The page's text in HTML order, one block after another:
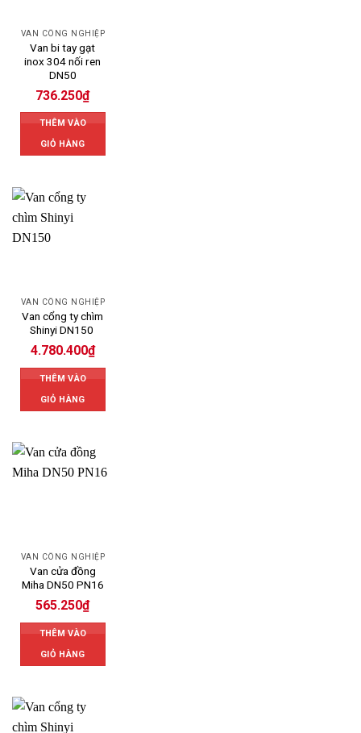
VAN CÔNG NGHIỆP
Van bi tay gạt
inox 304 nối ren
DN50
736.250₫
THÊM VÀO
GIỎ HÀNG
VAN CÔNG NGHIỆP
Van cổng ty chìm
Shinyi DN150
4.780.400₫
THÊM VÀO
GIỎ HÀNG
VAN CÔNG NGHIỆP
Van cửa đồng
Miha DN50 PN16
565.250₫
THÊM VÀO
GIỎ HÀNG